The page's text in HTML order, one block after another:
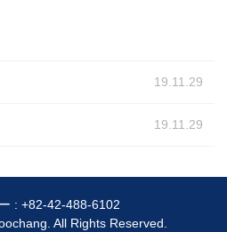
19.11.29
19.11.29
: +82-42-488-6102
All Rights Reserved.